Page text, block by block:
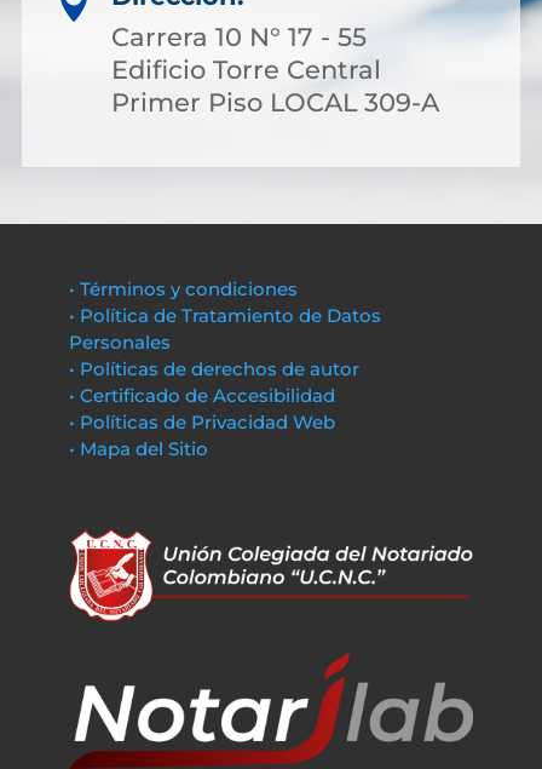
Carrera 10 N° 17 - 55
Edificio Torre Central
Primer Piso LOCAL 309-A
• Términos y condiciones
• Política de Tratamiento de Datos
Personales
• Políticas de derechos de autor
• Certificado de Accesibilidad
• Políticas de Privacidad Web
• Mapa del Sitio